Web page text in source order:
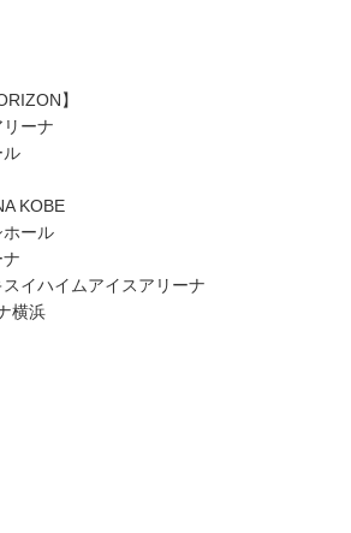
】
ーナ
ル
KOBE
ール
イハイムアイスアリーナ
横浜